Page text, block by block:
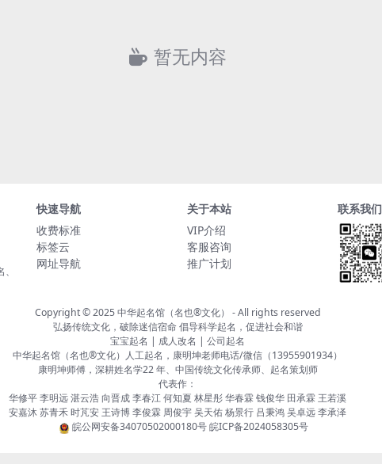
暂无内容
快速导航
收费标准
标签云
网址导航
关于本站
VIP介绍
客服咨询
推广计划
联系我们
Copyright © 2025中华起名馆（名也®文化） - All rights reserved
弘扬传统文化，破除迷信宿命 倡导科学起名，促进社会和谐
宝宝起名 | 成人改名 | 公司起名
中华起名馆（名也®文化）人工起名，康明坤老师电话/微信（13955901934）
康明坤师傅，深耕姓名学22 年、中国传统文化传承师、起名策划师
代表作：
华修平 李明远 湛云浩 向晋成 李春江 何知夏 林星彤 华春霖 钱俊华 田承霖 王若溪
安嘉沐 苏青禾 时芃安 王诗博 李俊霖 周俊宇 吴天佑 杨景行 吕秉鸿 吴卓远 李承泽
皖公网安备34070502000180号皖ICP备2024058305号